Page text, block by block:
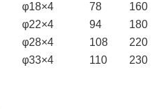
φ18×4 78
160
φ22×4 94
180
φ28×4 108
220
φ33×4 110 230